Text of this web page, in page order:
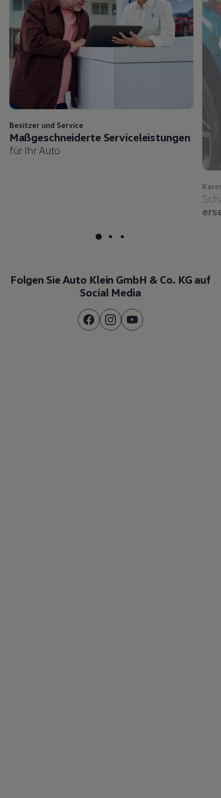
Besitzer und Service
Maßgeschneiderte Serviceleistungen
für Ihr Auto
Folgen Sie Auto Klein GmbH & Co. KG auf
Social Media